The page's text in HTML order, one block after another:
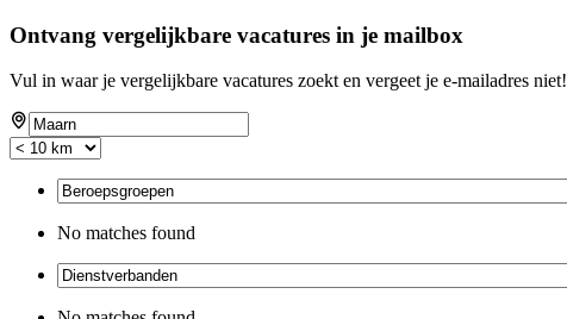
Ontvang vergelijkbare vacatures in je mailbox
Vul in waar je vergelijkbare vacatures zoekt en vergeet je e-mailadres niet!
No matches found